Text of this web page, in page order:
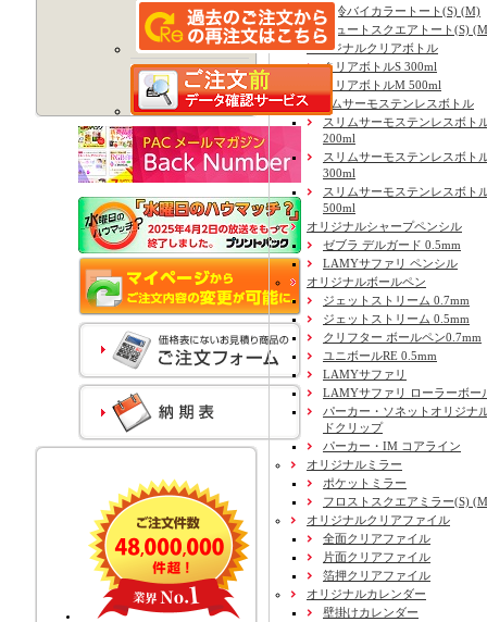
保冷バイカラートート(S) (M)
ジュートスクエアトート(S)
オリジナルクリアボトル
クリアボトルS 300ml
クリアボトルM 500ml
スリムサーモステンレスボトル
スリムサーモステンレスボト
200ml
スリムサーモステンレスボト
300ml
スリムサーモステンレスボト
500ml
オリジナルシャープペンシル
ゼブラ デルガード 0.5mm
LAMYサファリ ペンシル
オリジナルボールペン
ジェットストリーム 0.7mm
ジェットストリーム 0.5mm
クリフター ボールペン0.7mm
ユニボールRE 0.5mm
LAMYサファリ
LAMYサファリ ローラーボー
パーカー・ソネットオリジナ
ドクリップ
パーカー・IM コアライン
オリジナルミラー
ポケットミラー
フロストスクエアミラー(S)
オリジナルクリアファイル
全面クリアファイル
片面クリアファイル
箔押クリアファイル
オリジナルカレンダー
壁掛けカレンダー